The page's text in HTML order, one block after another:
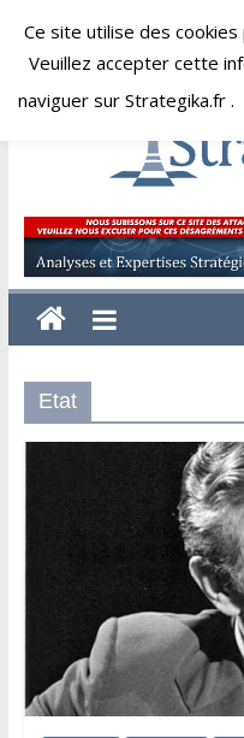
Skip
Expertise
et
Analyses
Etat
Ce site utilise des
Veuillez accepter cette
naviguer sur Strategika.fr .